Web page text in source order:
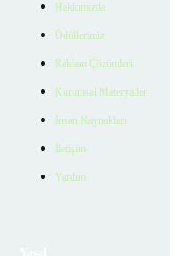
Hakkımızda
Ödüllerimiz
Reklam Çözümleri
Kurumsal Materyaller
İnsan Kaynakları
İletişim
Yardım